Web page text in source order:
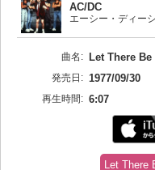
AC/DC
エーシー・ディー
曲名: Let There Be
発売日: 1977/09/30
再生時間: 6:07
Let There